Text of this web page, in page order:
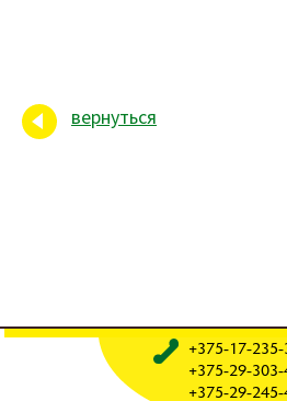
вернуться
+375-17-
+375-29-
+375-29-